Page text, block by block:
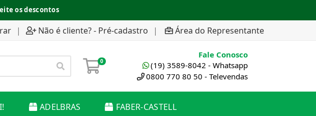
os descontos
| Não é cliente? - Pré-cadastro | Área do Representante
0
Fale Conosco
(19) 3589-8042 - Whatsapp
0800 770 80 50 - Televendas
ADELBRAS FABER-CASTELL